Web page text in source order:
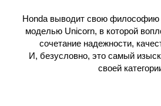
Honda выводит свою философию
моделью Unicorn, в которой
сочетание надежности,
И, безусловно, это самый
своей